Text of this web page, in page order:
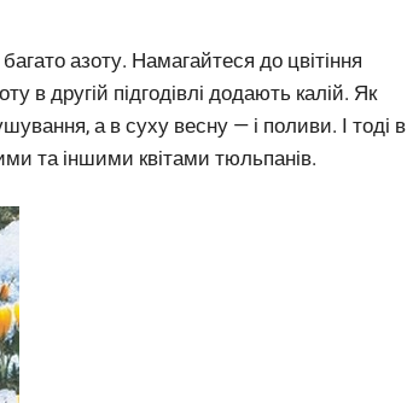
азоту. Намагайтеся до цвітіння
в другій підгодівлі додають калій. Як
а в суху весну — і поливи. І тоді в
та іншими квітами тюльпанів.